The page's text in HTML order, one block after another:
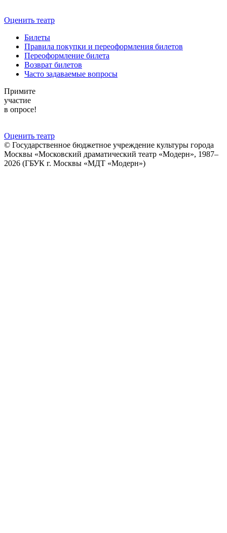
Оценить театр
Билеты
Правила покупки и переоформления билетов
Переоформление билета
Возврат билетов
Часто задаваемые вопросы
Примите
участие
в опросе!
Оценить театр
© Государственное бюджетное учреждение культуры города
Москвы «Московский драматический театр «Модерн», 1987–
2026 (ГБУК г. Москвы «МДТ «Модерн»)